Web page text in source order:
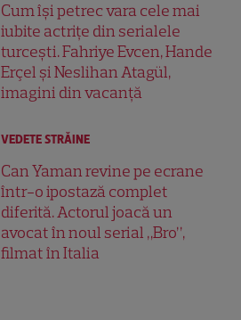
Cum își petrec vara cele mai
iubite actrițe din serialele
turcești. Fahriye Evcen, Hande
Erçel și Neslihan Atagül,
imagini din vacanță
VEDETE STRĂINE
Can Yaman revine pe ecrane
într-o ipostază complet
diferită. Actorul joacă un
avocat în noul serial „Bro”,
filmat în Italia